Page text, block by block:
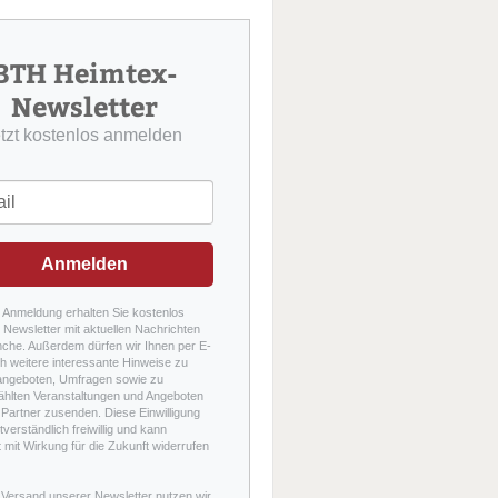
c
Heimtex-
Newsletter
kostenlos anmelden
Anmelden
Anmeldung erhalten Sie kostenlos
Newsletter mit aktuellen Nachrichten
Außerdem dürfen wir Ihnen per E-
weitere interessante Hinweise zu
Umfragen sowie zu
Veranstaltungen und Angeboten
zusenden. Diese Einwilligung
freiwillig und kann
mit Wirkung für die Zukunft widerrufen